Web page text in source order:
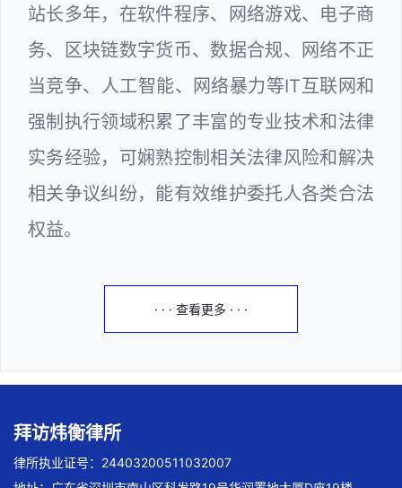
站长多年，在软件程序、网络游戏、电子商
务、区块链数字货币、数据合规、网络不正
当竞争、人工智能、网络暴力等IT互联网和
强制执行领域积累了丰富的专业技术和法律
实务经验，可娴熟控制相关法律风险和解决
相关争议纠纷，能有效维护委托人各类合法
权益。
· · · 查看更多 · · ·
拜访炜衡律所
律所执业证号：24403200511032007